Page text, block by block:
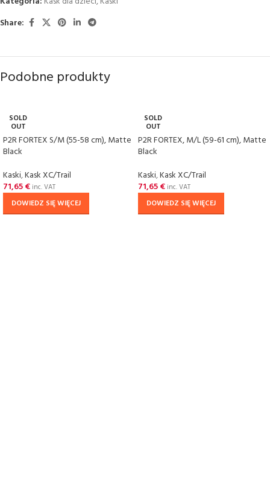
Share:
Podobne produkty
SOLD
OUT
P2R FORTEX S/M (55-58 cm), Matte
Black
Kaski,Kask XC/Trail
71,65€ inc. VAT
DOWIEDZ SIĘ WIĘCEJ
SOLD
OUT
P2R FORTEX, M/L (59-61 cm), Matte
Black
Kaski,Kask XC/Trail
71,65€ inc. VAT
DOWIEDZ SIĘ WIĘCEJ